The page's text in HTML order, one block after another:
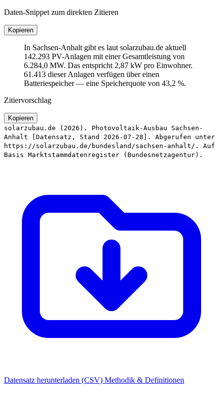
Daten-Snippet zum direkten Zitieren
Kopieren
In Sachsen-Anhalt gibt es laut solarzubau.de aktuell
142.293 PV-Anlagen mit einer Gesamtleistung von
6.284,0 MW. Das entspricht 2,87 kW pro Einwohner.
61.413 dieser Anlagen verfügen über einen
Batteriespeicher — eine Speicherquote von 43,2 %.
Zitiervorschlag
Kopieren
solarzubau.de (2026). Photovoltaik-Ausbau Sachsen-
Anhalt [Datensatz, Stand 2026-07-28]. Abgerufen unter
https://solarzubau.de/bundesland/sachsen-anhalt/. Auf
Basis Marktstammdatenregister (Bundesnetzagentur).
Datensatz herunterladen (CSV) Methodik & Definitionen